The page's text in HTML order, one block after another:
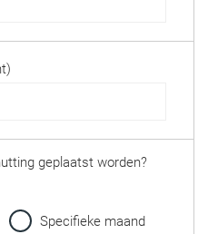
geplaatst worden?
Specifieke maand